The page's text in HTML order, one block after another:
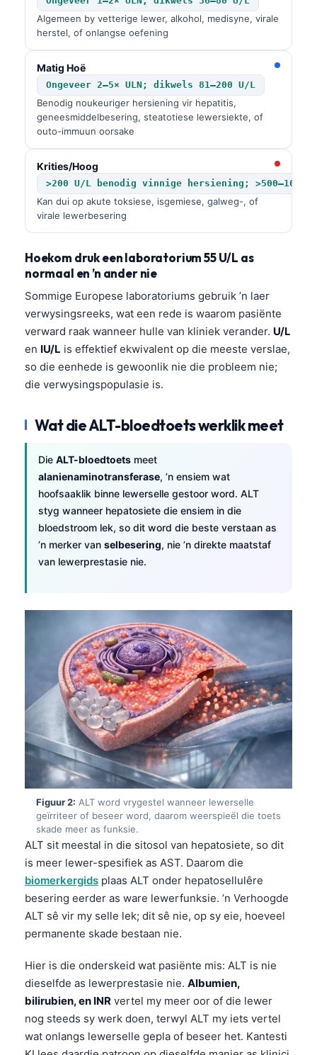
Algemeen by vetterige lewer, alkohol, medisyne, virale
herstel, of onlangse oefening
Matig Hoë
Ongeveer 2–5× ULN; dikwels 81–200 U/L
Benodig noukeuriger hersiening vir hepatitis,
geneesmiddelbesering, steatotiese lewersiekte, of
outo-immuun oorsake
Krities/Hoog
>200 U/L benodig vinnige hersiening; >500–1000
Kan dui op akute toksiese, isgemiese, galweg-, of
virale lewerbesering
Hoekom druk een laboratorium 55 U/L as
normaal en ’n ander nie
Sommige Europese laboratoriums gebruik ’n laer
verwysingsreeks, wat een rede is waarom pasiënte
verward raak wanneer hulle van kliniek verander. U/L
en IU/L is effektief ekwivalent op die meeste verslae,
so die eenhede is gewoonlik nie die probleem nie;
die verwysingspopulasie is.
Wat die ALT-bloedtoets werklik meet
Die ALT-bloedtoets meet
alanienaminotransferase, ’n ensiem wat
hoofsaaklik binne lewerselle gestoor word. ALT
styg wanneer hepatosiete die ensiem in die
bloedstroom lek, so dit word die beste verstaan as
’n merker van selbesering, nie ’n direkte maatstaf
van lewerprestasie nie.
Figuur 2: ALT word vrygestel wanneer lewerselle
geïrriteer of beseer word, daarom weerspieël die toets
skade meer as funksie.
ALT sit meestal in die sitosol van hepatosiete, so dit
is meer lewer-spesifiek as AST. Daarom die
biomerkergids plaas ALT onder hepatosellulêre
besering eerder as ware lewerfunksie. ’n Verhoogde
ALT sê vir my selle lek; dit sê nie, op sy eie, hoeveel
permanente skade bestaan nie.
Hier is die onderskeid wat pasiënte mis: ALT is nie
dieselfde as lewerprestasie nie. Albumien,
bilirubien, en INR vertel my meer oor of die lewer
nog steeds sy werk doen, terwyl ALT my iets vertel
wat onlangs lewerselle gepla of beseer het. Kantesti